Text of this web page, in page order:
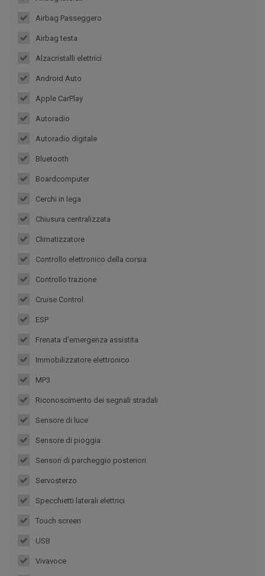
Airbag Passeggero
Airbag testa
Alzacristalli elettrici
Android Auto
Apple CarPlay
Autoradio
Autoradio digitale
Bluetooth
Boardcomputer
Cerchi in lega
Chiusura centralizzata
Climatizzatore
Controllo elettronico della corsia
Controllo trazione
Cruise Control
ESP
Frenata d'emergenza assistita
Immobilizzatore elettronico
MP3
Riconoscimento dei segnali stradali
Sensore di luce
Sensore di pioggia
Sensori di parcheggio posteriori
Servosterzo
Specchietti laterali elettrici
Touch screen
USB
Vivavoce